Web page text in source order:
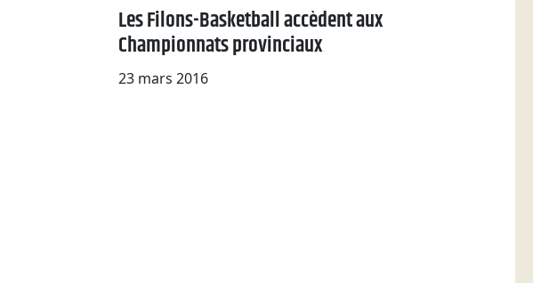
Les Filons-Basketball accèdent aux
Championnats provinciaux
23 mars 2016